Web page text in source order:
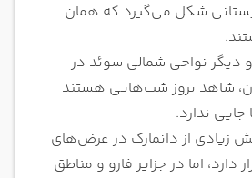
شکل می‌گیرد که همان
دیگر نواحی شمالی سوئد در
شاهد بروز شب‌هایی هستند
ندارد.
زیادی از دانمارک در عرض‌های
دارد، اما در جزایر فارو و مناطق